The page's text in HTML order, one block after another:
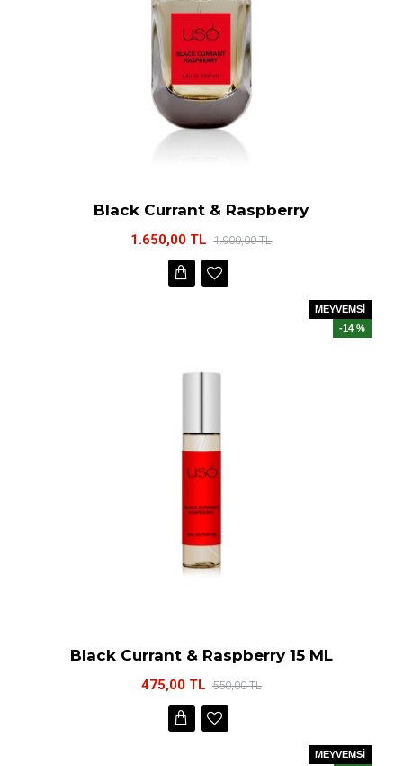
Black Currant & Raspberry
1.650,00 TL 1.900,00 TL
MEYVEMSİ
-14 %
Black Currant & Raspberry 15 ML
475,00 TL 550,00 TL
MEYVEMSİ